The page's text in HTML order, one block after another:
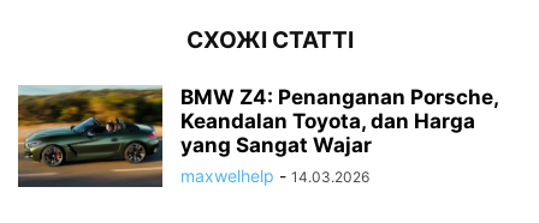
СХОЖІ СТАТТІ
BMW Z4: Penanganan Porsche,
Keandalan Toyota, dan Harga
yang Sangat Wajar
maxwelhelp - 14.03.2026